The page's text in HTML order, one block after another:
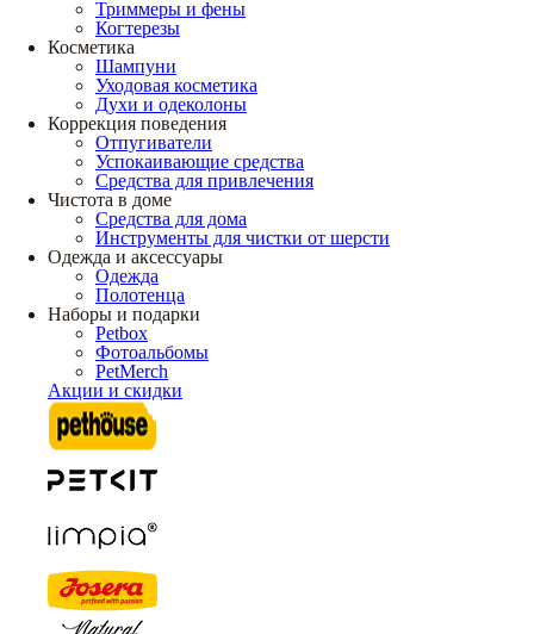
Триммеры и фены
Когтерезы
Косметика
Шампуни
Уходовая косметика
Духи и одеколоны
Коррекция поведения
Отпугиватели
Успокаивающие средства
Средства для привлечения
Чистота в доме
Средства для дома
Инструменты для чистки от шерсти
Одежда и аксессуары
Одежда
Полотенца
Наборы и подарки
Petbox
Фотоальбомы
PetMerch
Акции и скидки